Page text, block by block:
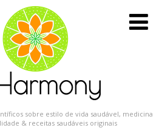
sobre estilo de vida saudável, medicina
& receitas saudáveis originais